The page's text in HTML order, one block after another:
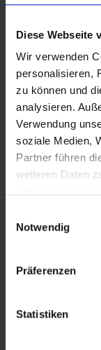
Diese Webseite
Wir verwenden
personalisieren,
zu können und
analysieren.
Verwendung
soziale Medien,
Partner führen
weiteren Daten
Notwendig
Präferenzen
Statistiken
Quelle (Text
haslach.at